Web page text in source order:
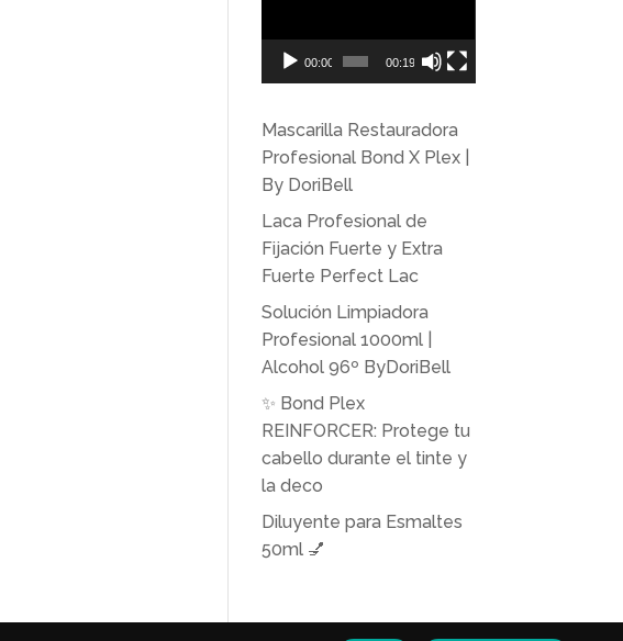
00:00 00:19
Mascarilla Restauradora
Profesional Bond X Plex |
By DoriBell
Laca Profesional de
Fijación Fuerte y Extra
Fuerte Perfect Lac
Solución Limpiadora
Profesional 1000ml |
Alcohol 96º ByDoriBell
✨ Bond Plex
REINFORCER: Protege tu
cabello durante el tinte y
la deco
Diluyente para Esmaltes
50ml 💅